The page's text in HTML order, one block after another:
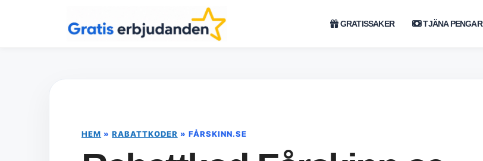
GRATISSAKER TJÄNA PENGAR
HEM »RABATTKODER » FÅRSKINN.SE